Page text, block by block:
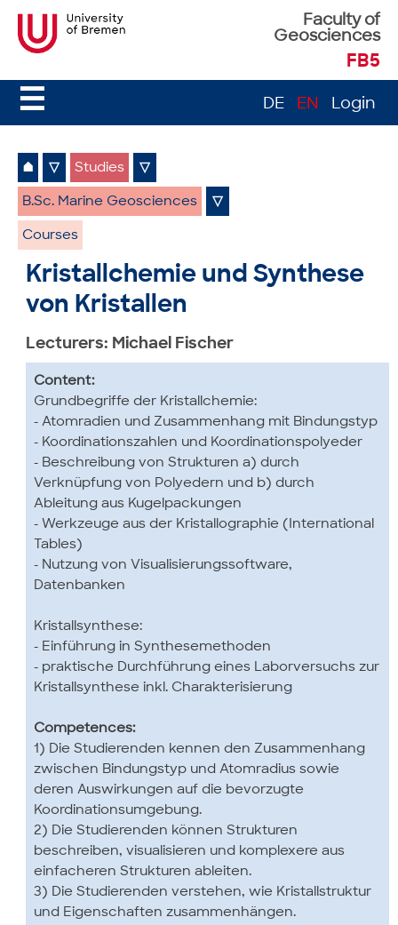
Faculty of
Geosciences
FB5
☰ DE EN Login
⌂ ▽ Studies ▽
B.Sc. Marine Geosciences ▽
Courses
Kristallchemie und Synthese
von Kristallen
Lecturers: Michael Fischer
Content:
Grundbegriffe der Kristallchemie:
- Atomradien und Zusammenhang mit Bindungstyp
- Koordinationszahlen und Koordinationspolyeder
- Beschreibung von Strukturen a) durch
Verknüpfung von Polyedern und b) durch
Ableitung aus Kugelpackungen
- Werkzeuge aus der Kristallographie (International
Tables)
- Nutzung von Visualisierungssoftware,
Datenbanken
Kristallsynthese:
- Einführung in Synthesemethoden
- praktische Durchführung eines Laborversuchs zur
Kristallsynthese inkl. Charakterisierung
Competences:
1) Die Studierenden kennen den Zusammenhang
zwischen Bindungstyp und Atomradius sowie
deren Auswirkungen auf die bevorzugte
Koordinationsumgebung.
2) Die Studierenden können Strukturen
beschreiben, visualisieren und komplexere aus
einfacheren Strukturen ableiten.
3) Die Studierenden verstehen, wie Kristallstruktur
und Eigenschaften zusammenhängen.